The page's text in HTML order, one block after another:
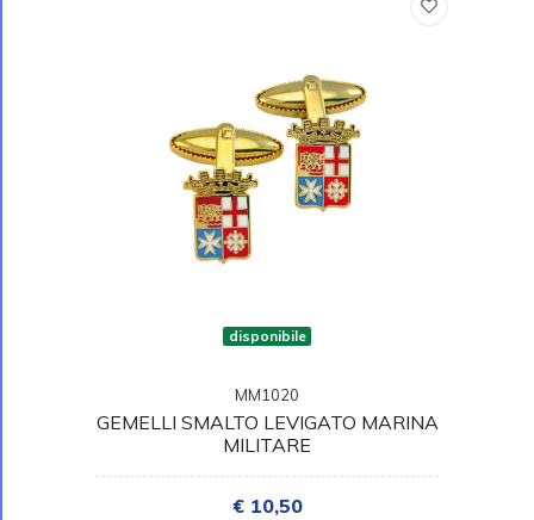
disponibile
MM1020
GEMELLI SMALTO LEVIGATO MARINA
MILITARE
€ 10,50